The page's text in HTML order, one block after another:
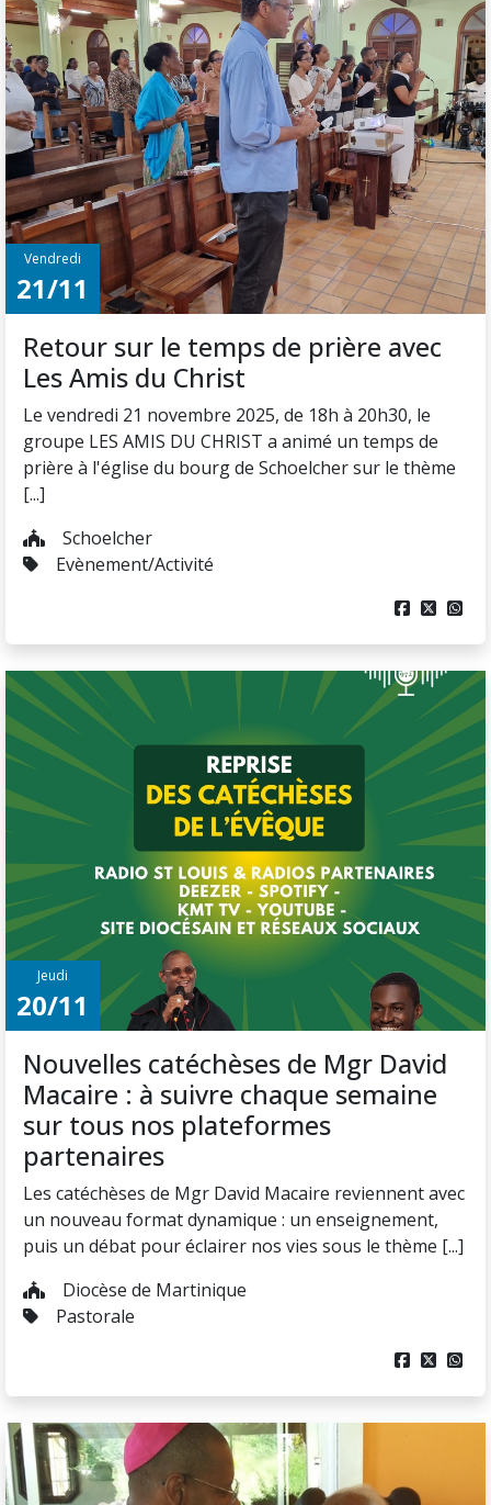
Vendredi
21/11
Retour sur le temps de prière avec
Les Amis du Christ
Le vendredi 21 novembre 2025, de 18h à 20h30, le
groupe LES AMIS DU CHRIST a animé un temps de
prière à l'église du bourg de Schoelcher sur le thème
[...]
Schoelcher
Evènement/Activité
  
Jeudi
20/11
Nouvelles catéchèses de Mgr David
Macaire : à suivre chaque semaine
sur tous nos plateformes
partenaires
Les catéchèses de Mgr David Macaire reviennent avec
un nouveau format dynamique : un enseignement,
puis un débat pour éclairer nos vies sous le thème [...]
Diocèse de Martinique
Pastorale
  